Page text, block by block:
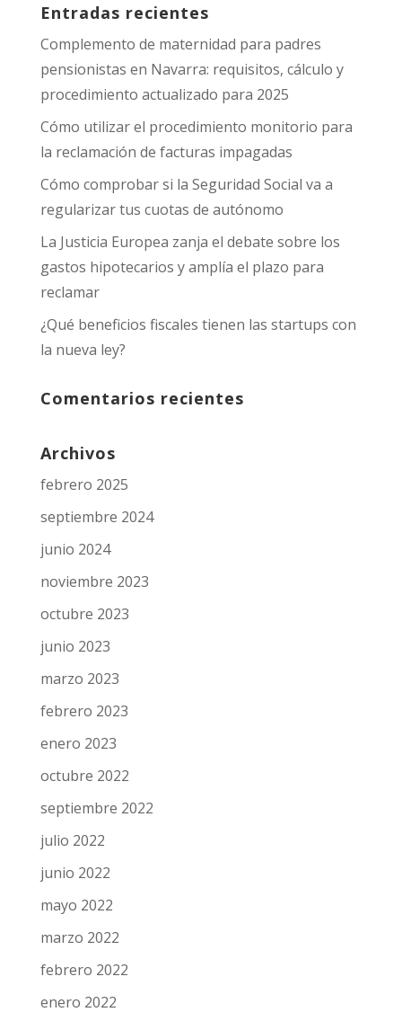
Entradas recientes
Complemento de maternidad para padres
pensionistas en Navarra: requisitos, cálculo y
procedimiento actualizado para 2025
Cómo utilizar el procedimiento monitorio para
la reclamación de facturas impagadas
Cómo comprobar si la Seguridad Social va a
regularizar tus cuotas de autónomo
La Justicia Europea zanja el debate sobre los
gastos hipotecarios y amplía el plazo para
reclamar
¿Qué beneficios fiscales tienen las startups con
la nueva ley?
Comentarios recientes
Archivos
febrero 2025
septiembre 2024
junio 2024
noviembre 2023
octubre 2023
junio 2023
marzo 2023
febrero 2023
enero 2023
octubre 2022
septiembre 2022
julio 2022
junio 2022
mayo 2022
marzo 2022
febrero 2022
enero 2022